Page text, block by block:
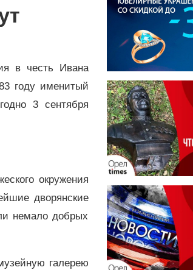
в честь Ивана
году именитый
3 сентября
окружения
дворянские
немало добрых
галерею